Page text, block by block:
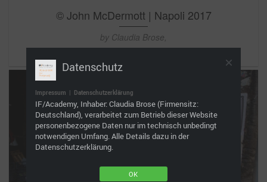
© John McDermott | Napoli 2017
by Claudia Brose,
Datenschutz
Impressum | Datenschutzerklärung
IF/Academy, Inhaber: Claudia Brose (Firmensitz:
Deutschland), verarbeitet zum Betrieb dieser Website
personenbezogene Daten nur im technisch unbedingt
notwendigen Umfang. Alle Details dazu in der
Datenschutzerklärung.
OK